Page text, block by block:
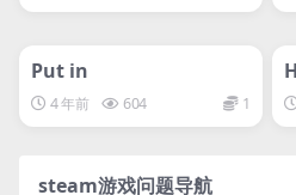
Put in
4 年前 604 1
steam游戏问题导航